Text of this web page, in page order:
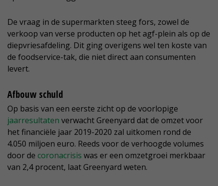
De vraag in de supermarkten steeg fors, zowel de
verkoop van verse producten op het agf-plein als op de
diepvriesafdeling. Dit ging overigens wel ten koste van
de foodservice-tak, die niet direct aan consumenten
levert.
Afbouw schuld
Op basis van een eerste zicht op de voorlopige
jaarresultaten verwacht Greenyard dat de omzet voor
het financiële jaar 2019-2020 zal uitkomen rond de
4.050 miljoen euro. Reeds voor de verhoogde volumes
door de coronacrisis was er een omzetgroei merkbaar
van 2,4 procent, laat Greenyard weten.